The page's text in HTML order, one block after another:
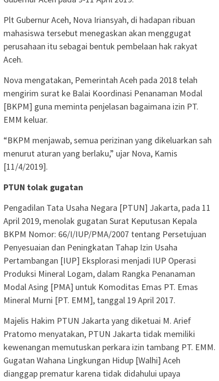
Plt Gubernur Aceh, Nova Iriansyah, di hadapan ribuan
mahasiswa tersebut menegaskan akan menggugat
perusahaan itu sebagai bentuk pembelaan hak rakyat
Aceh.
Nova mengatakan, Pemerintah Aceh pada 2018 telah
mengirim surat ke Balai Koordinasi Penanaman Modal
[BKPM] guna meminta penjelasan bagaimana izin PT.
EMM keluar.
“BKPM menjawab, semua perizinan yang dikeluarkan sah
menurut aturan yang berlaku,” ujar Nova, Kamis
[11/4/2019].
PTUN tolak gugatan
Pengadilan Tata Usaha Negara [PTUN] Jakarta, pada 11
April 2019, menolak gugatan Surat Keputusan Kepala
BKPM Nomor: 66/I/IUP/PMA/2007 tentang Persetujuan
Penyesuaian dan Peningkatan Tahap Izin Usaha
Pertambangan [IUP] Eksplorasi menjadi IUP Operasi
Produksi Mineral Logam, dalam Rangka Penanaman
Modal Asing [PMA] untuk Komoditas Emas PT. Emas
Mineral Murni [PT. EMM], tanggal 19 April 2017.
Majelis Hakim PTUN Jakarta yang diketuai M. Arief
Pratomo menyatakan, PTUN Jakarta tidak memiliki
kewenangan memutuskan perkara izin tambang PT. EMM.
Gugatan Wahana Lingkungan Hidup [Walhi] Aceh
dianggap prematur karena tidak didahului upaya